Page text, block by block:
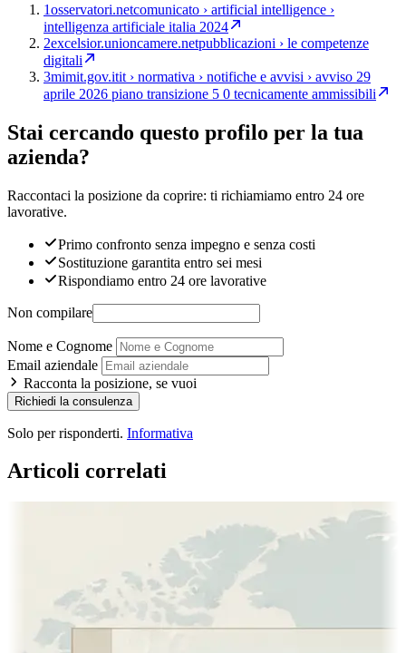
1osservatori.netcomunicato › artificial intelligence ›
intelligenza artificiale italia 2024
2excelsior.unioncamere.netpubblicazioni › le competenze
digitali
3mimit.gov.itit › normativa › notifiche e avvisi › avviso 29
aprile 2026 piano transizione 5 0 tecnicamente ammissibili
Stai cercando questo profilo per la tua
azienda?
Raccontaci la posizione da coprire: ti richiamiamo entro 24 ore
lavorative.
Primo confronto senza impegno e senza costi
Sostituzione garantita entro sei mesi
Rispondiamo entro 24 ore lavorative
Non compilare
Nome e Cognome
Email aziendale
Racconta la posizione, se vuoi
Richiedi la consulenza
Solo per risponderti. Informativa
Articoli correlati